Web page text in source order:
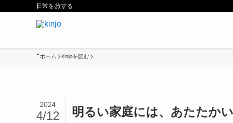
日常を旅する
ホーム kinjoを読む
明るい家庭には、あたたか
2024
4/12